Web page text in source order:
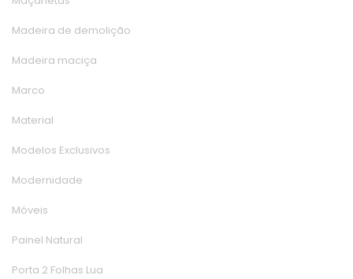
Madeira de demolição
Madeira maciça
Marco
Material
Modelos Exclusivo
Modernidade
Móvei
Painel Natural
Porta 2 Folhas Lua